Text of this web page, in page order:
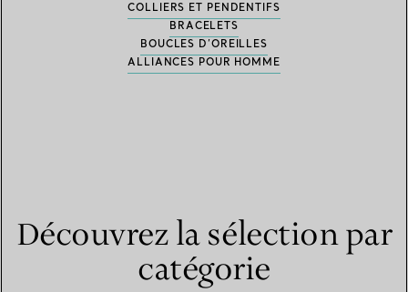
COLLIERS ET PENDENTIFS
BRACELETS
BOUCLES D’OREILLES
ALLIANCES POUR HOMME
Découvrez la sélection par
catégorie